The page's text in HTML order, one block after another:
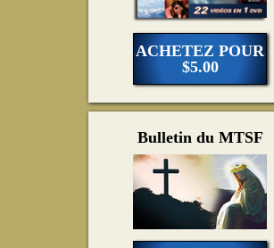
ACHETEZ POUR
$5.00
Bulletin du MTSF